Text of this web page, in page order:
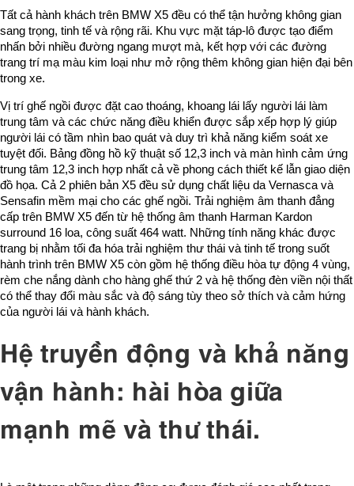
Tất cả hành khách trên BMW X5 đều có thể tận hưởng không gian
sang trọng, tinh tế và rộng rãi. Khu vực mặt táp-lô được tạo điểm
nhấn bởi nhiều đường ngang mượt mà, kết hợp với các đường
trang trí mạ màu kim loại như mở rộng thêm không gian hiện đại bên
trong xe.
Vị trí ghế ngồi được đặt cao thoáng, khoang lái lấy người lái làm
trung tâm và các chức năng điều khiển được sắp xếp hợp lý giúp
người lái có tầm nhìn bao quát và duy trì khả năng kiểm soát xe
tuyệt đối. Bảng đồng hồ kỹ thuật số 12,3 inch và màn hình cảm ứng
trung tâm 12,3 inch hợp nhất cả về phong cách thiết kế lẫn giao diện
đồ họa. Cả 2 phiên bản X5 đều sử dụng chất liệu da Vernasca và
Sensafin mềm mại cho các ghế ngồi. Trải nghiệm âm thanh đẳng
cấp trên BMW X5 đến từ hệ thống âm thanh Harman Kardon
surround 16 loa, công suất 464 watt. Những tính năng khác được
trang bị nhằm tối đa hóa trải nghiệm thư thái và tinh tế trong suốt
hành trình trên BMW X5 còn gồm hệ thống điều hòa tự động 4 vùng,
rèm che nắng dành cho hàng ghế thứ 2 và hệ thống đèn viền nội thất
có thể thay đổi màu sắc và độ sáng tùy theo sở thích và cảm hứng
của người lái và hành khách.
Hệ truyền động và khả năng
vận hành: hài hòa giữa
mạnh mẽ và thư thái.